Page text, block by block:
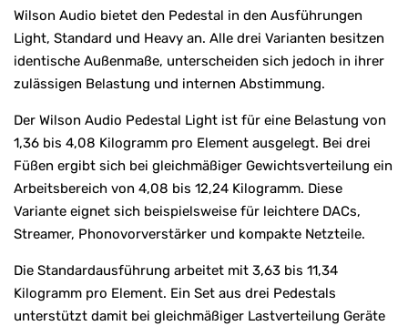
Wilson Audio bietet den Pedestal in den Ausführungen
Light, Standard und Heavy an. Alle drei Varianten besitzen
identische Außenmaße, unterscheiden sich jedoch in ihrer
zulässigen Belastung und internen Abstimmung.
Der Wilson Audio Pedestal Light ist für eine Belastung von
1,36 bis 4,08 Kilogramm pro Element ausgelegt. Bei drei
Füßen ergibt sich bei gleichmäßiger Gewichtsverteilung ein
Arbeitsbereich von 4,08 bis 12,24 Kilogramm. Diese
Variante eignet sich beispielsweise für leichtere DACs,
Streamer, Phonovorverstärker und kompakte Netzteile.
Die Standardausführung arbeitet mit 3,63 bis 11,34
Kilogramm pro Element. Ein Set aus drei Pedestals
unterstützt damit bei gleichmäßiger Lastverteilung Geräte